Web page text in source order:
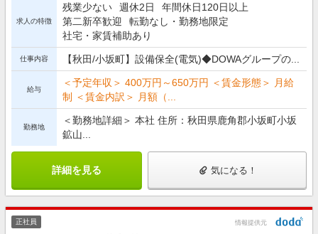
求人の特徴
残業少ない 週休2日
年間休日120日以上
第二新卒歓迎
転勤なし・勤務地限定
社宅・家賃補助あり
仕事内容 【秋田/小坂町】設備保全(電気)◆DOWAグループの...
給与
＜予定年収＞ 400万円～650万円 ＜賃金形態＞ 月給
制 ＜賃金内訳＞ 月額（...
勤務地
＜勤務地詳細＞ 本社 住所：秋田県鹿角郡小坂町小坂
鉱山...
詳細を見る 気になる！
正社員 情報提供元